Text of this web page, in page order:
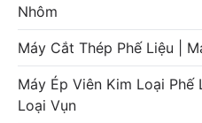
Nhôm
Máy Cắt Thép Phế Liệu |
Máy Ép Viên Kim Loại Phế
Loại Vụn